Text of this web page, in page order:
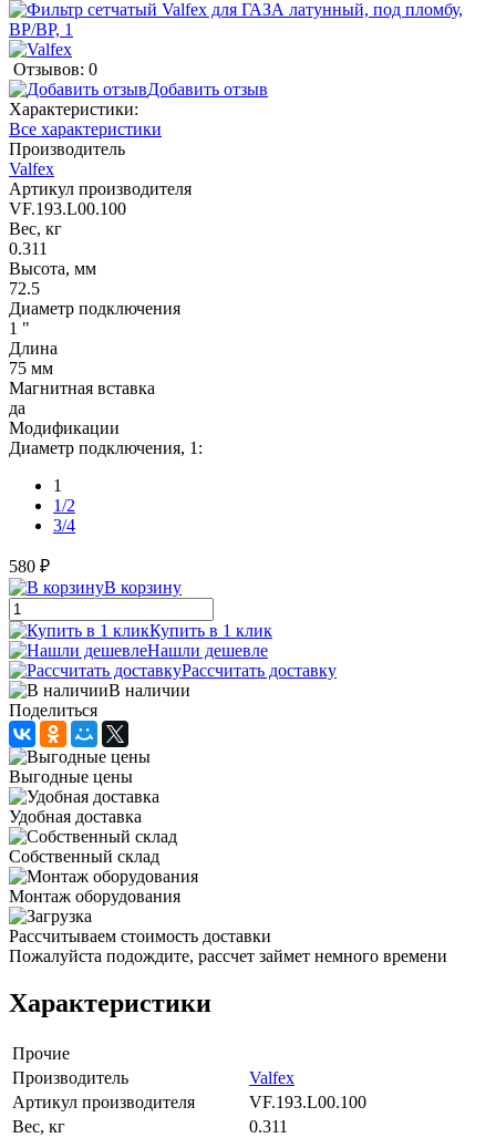
Отзывов: 0
Добавить отзыв
Характеристики:
Все характеристики
Производитель
Valfex
Артикул производителя
VF.193.L00.100
Вес, кг
0.311
Высота, мм
72.5
Диаметр подключения
1 "
Длина
75 мм
Магнитная вставка
да
Модификации
Диаметр подключения, 1:
1
1/2
3/4
580 ₽
В корзину
Купить в 1 клик
Нашли дешевле
Рассчитать доставку
В наличии
Поделиться
Выгодные цены
Удобная доставка
Собственный склад
Монтаж оборудования
Рассчитываем стоимость доставки
Пожалуйста подождите, рассчет займет немного времени
Характеристики
Прочие
Производитель
Valfex
Артикул производителя
VF.193.L00.100
Вес, кг
0.311